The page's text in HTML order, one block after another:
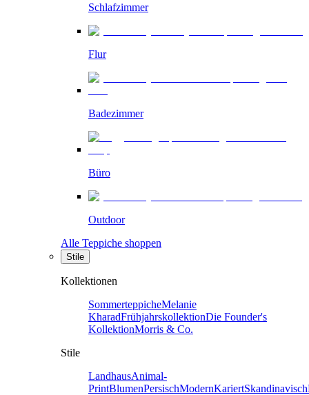
Schlafzimmer
Flur
Badezimmer
Büro
Outdoor
Alle Teppiche shoppen
Stile
Kollektionen
SommerteppicheMelanie
KharadFrühjahrskollektionDie Founder's
KollektionMorris & Co.
Stile
LandhausAnimal-
PrintBlumenPersischModernKariertSkandinavisch